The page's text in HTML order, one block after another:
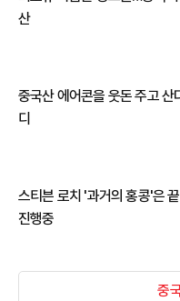
산
중국산 에어콘을 웃돈 주고 산
디
스티븐 로치 '과거의 홍콩'은
진행중
중